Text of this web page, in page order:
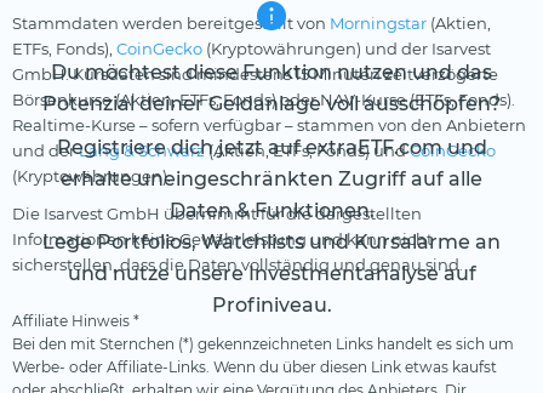
Du möchtest diese Funktion nutzen und das
Potenzial deiner Geldanlage voll ausschöpfen?
Registriere dich jetzt auf extraETF.com und
erhalte uneingeschränkten Zugriff auf alle
Daten & Funktionen.
Lege Portfolios, Watchlists und Kursalarme an
und nutze unsere Investmentanalyse auf
Profiniveau.
Stammdaten werden bereitgestellt von Morningstar (Aktien,
ETFs, Fonds), CoinGecko (Kryptowährungen) und der Isarvest
GmbH. Kursdaten sind mindestens 15 Minuten zeitverzögerte
Börsenkurse (Aktien, ETFs, Fonds) oder NAV-Kurse (ETFs, Fonds).
Realtime-Kurse – sofern verfügbar – stammen von den Anbietern
und derLang & Schwarz(Aktien, ETFs, Fonds) undCoinGecko
(Kryptowährungen).
Die Isarvest GmbH übernimmt für die dargestellten
Informationen keine Gewährleistung und kann nicht
sicherstellen, dass die Daten vollständig und genau sind.
Affiliate Hinweis *
Bei den mit Sternchen (*) gekennzeichneten Links handelt es sich um
Werbe- oder Affiliate-Links. Wenn du über diesen Link etwas kaufst